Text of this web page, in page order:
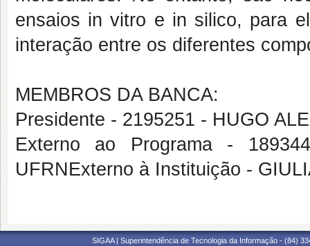
ensaios in vitro e in silico, para
interação entre os diferentes
MEMBROS DA BANCA:
Presidente - 2195251 - HUGO
Externo ao Programa -
UFRNExterno à Instituição -
SIGAA | Superintendência de Tecnologia da Informação - (84)